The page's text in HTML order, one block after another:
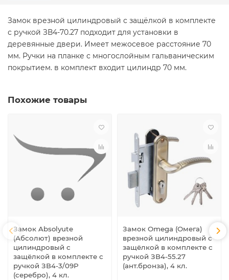
Замок врезной цилиндровый с защёлкой в комплекте
с ручкой ЗВ4-70.27 подходит для установки в
деревянные двери. Имеет межосевое расстояние 70
мм. Ручки на планке с многослойным гальваническим
покрытием. в комплект входит цилиндр 70 мм.
Похожие товары
Замок Absolyute
(Абсолют) врезной
цилиндровый с
защёлкой в комплекте с
ручкой ЗВ4-3/09Р
(серебро), 4 кл.
Замок Omega (Омега)
врезной цилиндровый с
защёлкой в комплекте с
ручкой ЗВ4-55.27
(ант.бронза), 4 кл.